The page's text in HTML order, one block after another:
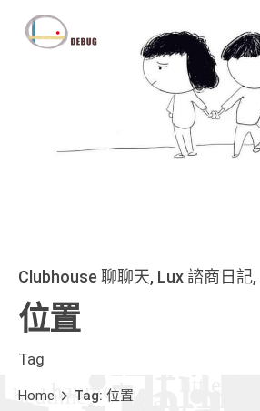
Clubhouse 聊聊天 Lux 諮商日記
位置
Tag
Home Tag: 位置